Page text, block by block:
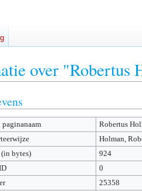
over "Robertus
paginanaam
Robertus
Holman,
bytes)
924
0
25358